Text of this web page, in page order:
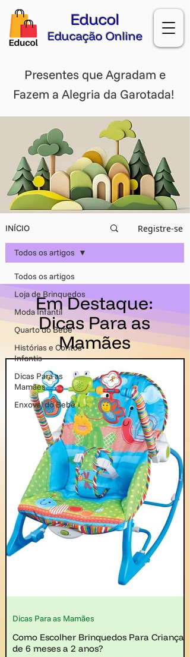
Educol
Educação Online
Presentes que Agradam e
Fazem a Alegria da Garotada!
INÍCIO Registre-se
Todos os artigos
Loja de Brinquedos
Moda Infantil
Quarto do Bebê
Histórias e Contos
Infantis
Dicas Para as
Mamães
Enxoval do Bebê
Todos os artigos
Em Destaque:
Dicas Para as
Mamães
Como Escolher Brinquedos Para Crianças
de 6 meses a 2 anos?
Dicas Para as Mamães